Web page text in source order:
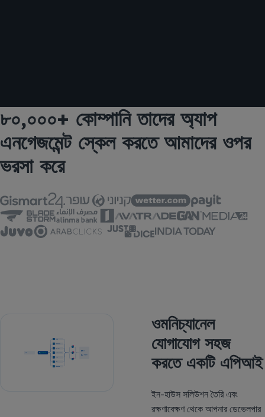
৮০,০০০+ কোম্পানি তাদের অ্যাপ
এনগেজমেন্ট স্কেল করতে আমাদের ওপর
ভরসা করে
ওমনিচ্যানেল
যোগাযোগ সহজ
করতে একটি এপিআই
ইন-হাউস সলিউশন তৈরি এবং
রক্ষণাবেক্ষণ থেকে আপনার ডেভেলপার